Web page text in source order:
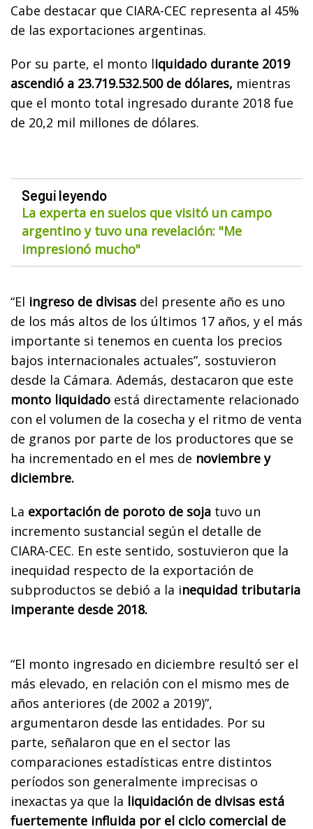
Cabe destacar que CIARA-CEC representa al 45%
de las exportaciones argentinas.
Por su parte, el monto liquidado durante 2019
ascendió a 23.719.532.500 de dólares, mientras
que el monto total ingresado durante 2018 fue
de 20,2 mil millones de dólares.
Seguí leyendo
La experta en suelos que visitó un campo
argentino y tuvo una revelación: "Me
impresionó mucho"
“El ingreso de divisas del presente año es uno
de los más altos de los últimos 17 años, y el más
importante si tenemos en cuenta los precios
bajos internacionales actuales”, sostuvieron
desde la Cámara. Además, destacaron que este
monto liquidado está directamente relacionado
con el volumen de la cosecha y el ritmo de venta
de granos por parte de los productores que se
ha incrementado en el mes de noviembre y
diciembre.
La exportación de poroto de soja tuvo un
incremento sustancial según el detalle de
CIARA-CEC. En este sentido, sostuvieron que la
inequidad respecto de la exportación de
subproductos se debió a la inequidad tributaria
imperante desde 2018.
“El monto ingresado en diciembre resultó ser el
más elevado, en relación con el mismo mes de
años anteriores (de 2002 a 2019)”,
argumentaron desde las entidades. Por su
parte, señalaron que en el sector las
comparaciones estadísticas entre distintos
períodos son generalmente imprecisas o
inexactas ya que la liquidación de divisas está
fuertemente influida por el ciclo comercial de